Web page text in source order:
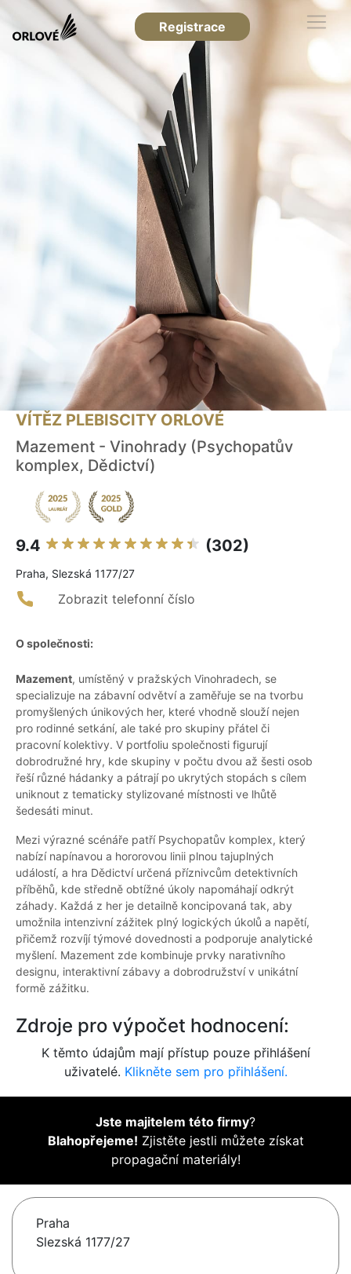
Registrace
VÍTĚZ PLEBISCITY ORLOVÉ
Mazement - Vinohrady (Psychopatův
komplex, Dědictví)
9.4 (302)
Praha, Slezská 1177/27
Zobrazit telefonní číslo
O společnosti:
Mazement, umístěný v pražských Vinohradech, se
specializuje na zábavní odvětví a zaměřuje se na tvorbu
promyšlených únikových her, které vhodně slouží nejen
pro rodinné setkání, ale také pro skupiny přátel či
pracovní kolektivy. V portfoliu společnosti figurují
dobrodružné hry, kde skupiny v počtu dvou až šesti osob
řeší různé hádanky a pátrají po ukrytých stopách s cílem
uniknout z tematicky stylizované místnosti ve lhůtě
šedesáti minut.
Mezi výrazné scénáře patří Psychopatův komplex, který
nabízí napínavou a hororovou linii plnou tajuplných
událostí, a hra Dědictví určená příznivcům detektivních
příběhů, kde středně obtížné úkoly napomáhají odkrýt
záhady. Každá z her je detailně koncipovaná tak, aby
umožnila intenzivní zážitek plný logických úkolů a napětí,
přičemž rozvíjí týmové dovednosti a podporuje analytické
myšlení. Mazement zde kombinuje prvky narativního
designu, interaktivní zábavy a dobrodružství v unikátní
formě zážitku.
Zdroje pro výpočet hodnocení:
K těmto údajům mají přístup pouze přihlášení
uživatelé. Klikněte sem pro přihlášení.
Jste majitelem této firmy?
Blahopřejeme! Zjistěte jestli můžete získat
propagační materiály!
Praha
Slezská 1177/27